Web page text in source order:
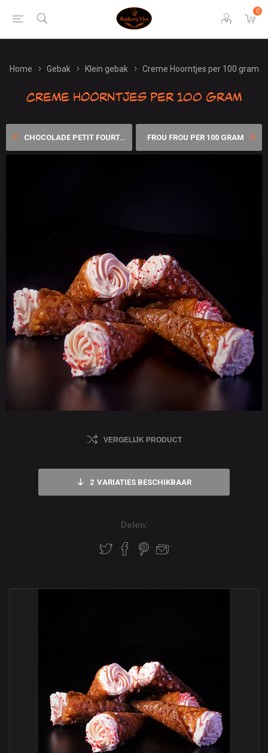
0
Home Gebak Klein gebak Creme Hoorntjes per 100 gram
Creme Hoorntjes per 100 gram
CHOCOLADE PETIT FOURTJES 10... FROU FROU PER 100 GRAM
VERGELIJK PRODUCT
2 VARIATIES BESCHIKBAAR
Delen: